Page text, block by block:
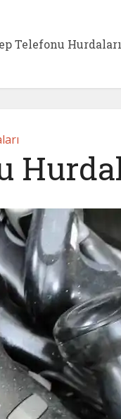
Telefonu Hurdaları